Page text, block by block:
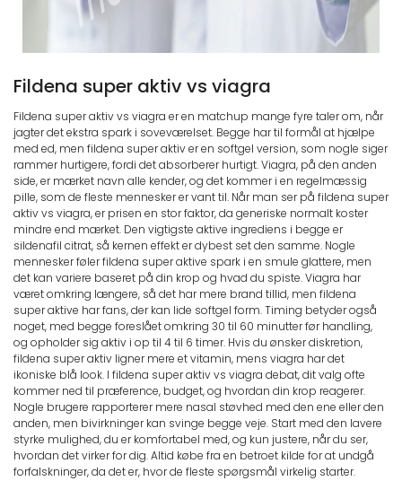
Fildena super aktiv vs viagra
Fildena super aktiv vs viagra er en matchup mange fyre taler om, når
jagter det ekstra spark i soveværelset. Begge har til formål at hjælpe
med ed, men fildena super aktiv er en softgel version, som nogle siger
rammer hurtigere, fordi det absorberer hurtigt. Viagra, på den anden
side, er mærket navn alle kender, og det kommer i en regelmæssig
pille, som de fleste mennesker er vant til. Når man ser på fildena super
aktiv vs viagra, er prisen en stor faktor, da generiske normalt koster
mindre end mærket. Den vigtigste aktive ingrediens i begge er
sildenafil citrat, så kernen effekt er dybest set den samme. Nogle
mennesker føler fildena super aktive spark i en smule glattere, men
det kan variere baseret på din krop og hvad du spiste. Viagra har
været omkring længere, så det har mere brand tillid, men fildena
super aktive har fans, der kan lide softgel form. Timing betyder også
noget, med begge foreslået omkring 30 til 60 minutter før handling,
og opholder sig aktiv i op til 4 til 6 timer. Hvis du ønsker diskretion,
fildena super aktiv ligner mere et vitamin, mens viagra har det
ikoniske blå look. I fildena super aktiv vs viagra debat, dit valg ofte
kommer ned til præference, budget, og hvordan din krop reagerer.
Nogle brugere rapporterer mere nasal støvhed med den ene eller den
anden, men bivirkninger kan svinge begge veje. Start med den lavere
styrke mulighed, du er komfortabel med, og kun justere, når du ser,
hvordan det virker for dig. Altid købe fra en betroet kilde for at undgå
forfalskninger, da det er, hvor de fleste spørgsmål virkelig starter.